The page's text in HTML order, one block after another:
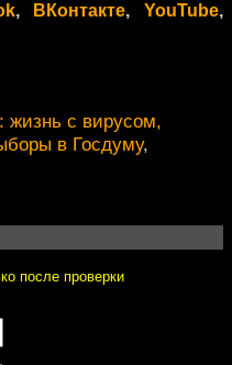
, ВКонтакте,YouTube,
жизнь с вирусом,
в Госдуму,
после проверки